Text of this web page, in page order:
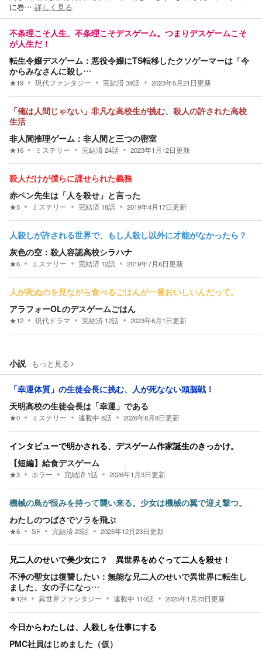
に巻… 詳しく見る
不条理こそ人生、不条理こそデスゲーム。つまりデスゲームこそ
が人生だ！
転生令嬢デスゲーム：悪役令嬢にTS転移したクソゲーマーは「今
からみなさんに殺し…
★19 現代ファンタジー 完結済39話 2023年5月21日更新
「俺は人間じゃない」非凡な高校生が挑む、殺人の許された高校
生活
非人間推理ゲーム：非人間と三つの密室
★16 ミステリー 完結済24話 2023年1月12日更新
殺人だけが僕らに課せられた義務
赤ペン先生は「人を殺せ」と言った
★5 ミステリー 完結済 18話 2019年4月17日更新
人殺しが許される世界で、もし人殺し以外に才能がなかったら？
灰色の空：殺人容認高校シラハナ
★6 ミステリー 完結済 12話 2019年7月6日更新
人が死ぬのを見ながら食べるごはんが一番おいしいんだって。
アラフォーOLのデスゲームごはん
★12 現代ドラマ 完結済 12話 2023年6月1日更新
小説 もっと見る
「幸運体質」の生徒会長に挑む、人が死なない頭脳戦！
天明高校の生徒会長は「幸運」である
★0 ミステリー 連載中 8話 2026年8月8日更新
インタビューで明かされる、デスゲーム作家誕生のきっかけ。
【短編】給食デスゲーム
★3 ホラー 完結済 1話 2026年1月3日更新
機械の鳥が恨みを持って襲い来る。少女は機械の翼で迎え撃つ。
わたしのつばさでソラを飛ぶ
★6 SF 完結済23話 2025年12月23日更新
兄二人のせいで美少女に？ 異世界をめぐって二人を殺せ！
不浄の聖女は復讐したい：無能な兄二人のせいで異世界に転生し
ました、女の子になっ…
★124 異世界ファンタジー 連載中 110話 2025年1月23日更新
今日からわたしは、人殺しを仕事にする
PMC社員はじめました（仮）